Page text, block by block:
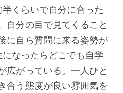
くらいで自分に合った
自分の目で見てくること
に自ら質問に来る姿勢が
なったらどこでも自学
広がっている。一人ひと
合う態度が良い雰囲気を